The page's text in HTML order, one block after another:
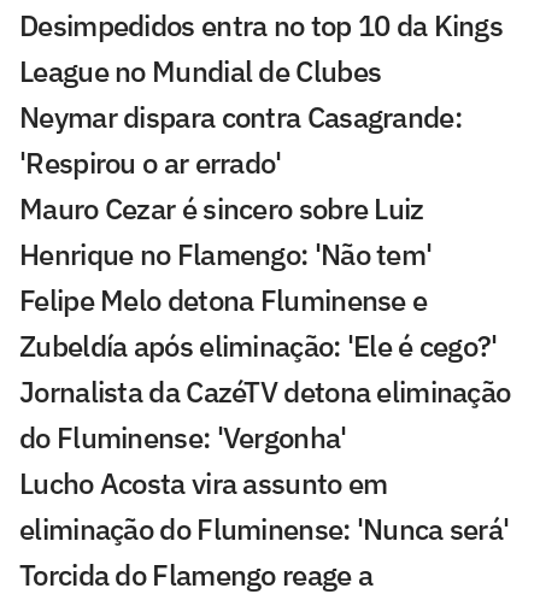
Desimpedidos entra no top 10 da Kings
League no Mundial de Clubes
Neymar dispara contra Casagrande:
'Respirou o ar errado'
Mauro Cezar é sincero sobre Luiz
Henrique no Flamengo: 'Não tem'
Felipe Melo detona Fluminense e
Zubeldía após eliminação: 'Ele é cego?'
Jornalista da CazéTV detona eliminação
do Fluminense: 'Vergonha'
Lucho Acosta vira assunto em
eliminação do Fluminense: 'Nunca será'
Torcida do Flamengo reage a